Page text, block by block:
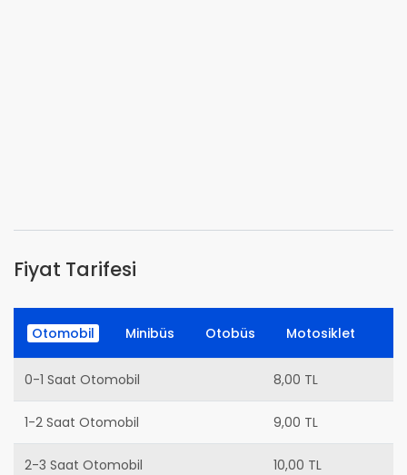
Fiyat Tarifesi
Otomobil Minibüs Otobüs Motosiklet
0-1 Saat Otomobil 8,00 TL
1-2 Saat Otomobil 9,00 TL
2-3 Saat Otomobil 10,00 TL